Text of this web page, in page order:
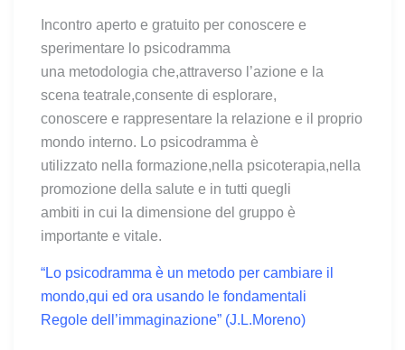
Incontro aperto e gratuito per conoscere e
sperimentare lo psicodramma
una metodologia che,attraverso l’azione e la
scena teatrale,consente di esplorare,
conoscere e rappresentare la relazione e il proprio
mondo interno. Lo psicodramma è
utilizzato nella formazione,nella psicoterapia,nella
promozione della salute e in tutti quegli
ambiti in cui la dimensione del gruppo è
importante e vitale.
“Lo psicodramma è un metodo per cambiare il
mondo,qui ed ora usando le fondamentali
Regole dell’immaginazione” (J.L.Moreno)